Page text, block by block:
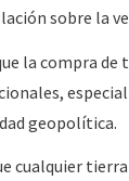
sobre la
la compra
geopolítica.
cualquier